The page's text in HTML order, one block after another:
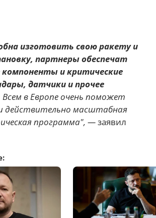
изготовить свою ракету и
партнеры обеспечат
и критические
датчики и прочее
Всем в Европе очень поможет
действительно масштабная
программа", —заявил